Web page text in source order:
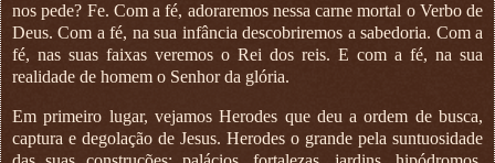
nos pede? Fe. Com a fé, adoraremos nessa carne mortal o Verbo de
Deus. Com a fé, na sua infância descobriremos a sabedoria. Com a
fé, nas suas faixas veremos o Rei dos reis. E com a fé, na sua
realidade de homem o Senhor da glória.
Em primeiro lugar, vejamos Herodes que deu a ordem de busca,
captura e degolação de Jesus. Herodes o grande pela suntuosidade